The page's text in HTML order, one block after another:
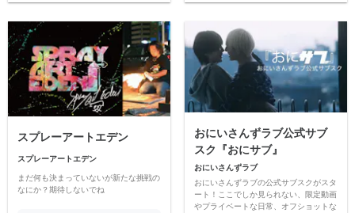
スプレーアートエデン
スプレーアートエデン
まだ何も決まっていないが新たな挑戦の
なにか？期待しないでね
おにいさんずラブ公式サブ
スク『おにサブ』
おにいさんずラブ
おにいさんずラブの公式サブスクがスタ
ート！ここでしか見られない、限定動画
やプライベートな日常、オフショットな